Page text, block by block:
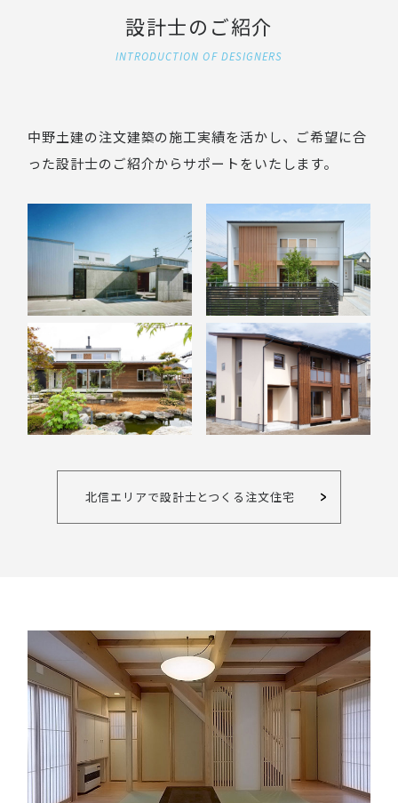
設計士のご紹介
INTRODUCTION OF DESIGNERS
中野土建の注文建築の施工実績を活かし、ご希望に合
った設計士のご紹介からサポートをいたします。
北信エリアで設計士とつくる注文住宅